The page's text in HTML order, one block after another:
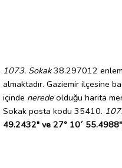
1073. Sokak38.297012
almaktadır. Gaziemir ilçesine
içinde nerede olduğu harita
Sokak posta kodu 35410.
49.2432" ve 27° 10´ 55.4988"